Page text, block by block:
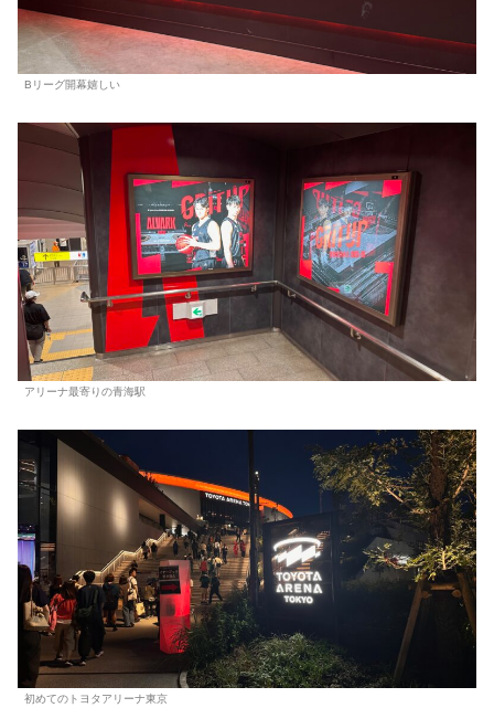
Bリーグ開幕嬉しい
アリーナ最寄りの青海駅
初めてのトヨタアリーナ東京